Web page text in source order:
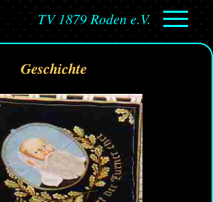
TV 1879 Roden e.V.
Geschichte